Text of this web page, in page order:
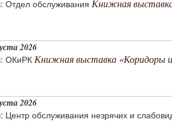
Отдел обслуживания Книжная
2026
ОКиРК Книжная выставка «Коридоры
2026
Центр обслуживания незрячих и